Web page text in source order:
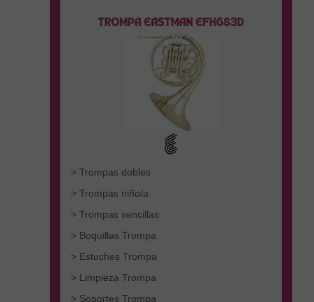
> Trompas dobles
> Trompas niño/a
> Trompas sencillas
> Boquillas Trompa
> Estuches Trompa
> Limpieza Trompa
> Soportes Trompa